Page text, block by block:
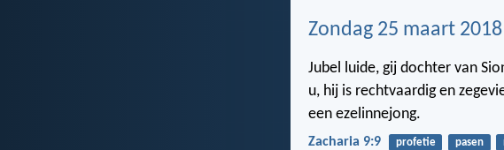
Zondag 25 maart 2018
Jubel luide, gij dochter van
u, hij is rechtvaardig en
een ezelinnejong.
Zacharia 9:9 profetie pasen